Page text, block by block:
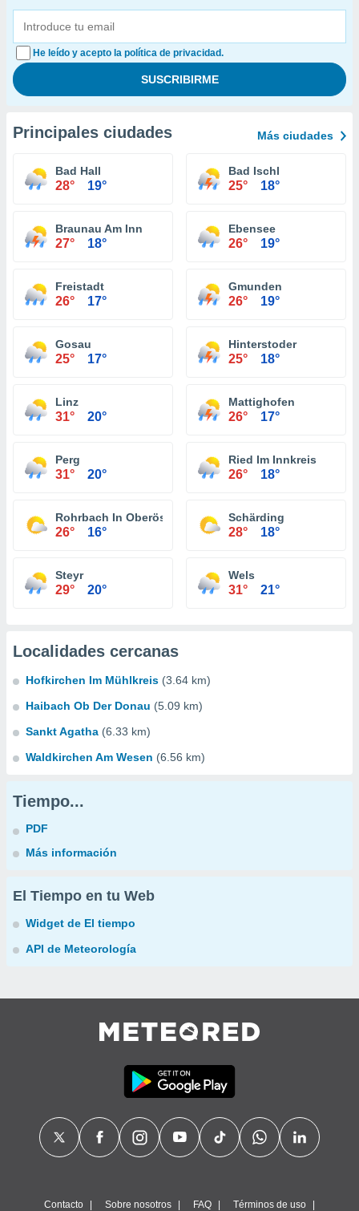
He leído y acepto la política de privacidad.
Principales ciudades Más ciudades
Bad Hall
28° 19°
Bad Ischl
25° 18°
Braunau Am Inn
27° 18°
Ebensee
26° 19°
Freistadt
26° 17°
Gmunden
26° 19°
Gosau
25° 17°
Hinterstoder
25° 18°
Linz
31° 20°
Mattighofen
26° 17°
Perg
31° 20°
Ried Im Innkreis
26° 18°
Rohrbach In Oberösterreich
26° 16°
Schärding
28° 18°
Steyr
29° 20°
Wels
31° 21°
Localidades cercanas
Hofkirchen Im Mühlkreis (3.64 km)
Haibach Ob Der Donau (5.09 km)
Sankt Agatha (6.33 km)
Waldkirchen Am Wesen (6.56 km)
Tiempo...
PDF
Más información
El Tiempo en tu Web
Widget de El tiempo
API de Meteorología
Contacto Sobre nosotros FAQ Términos de uso